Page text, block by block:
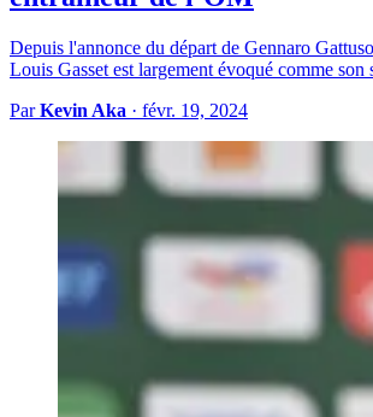
Depuis l'annonce du départ de Gennaro
Louis Gasset est largement évoqué comme son
ParKevin Aka · févr. 19, 2024